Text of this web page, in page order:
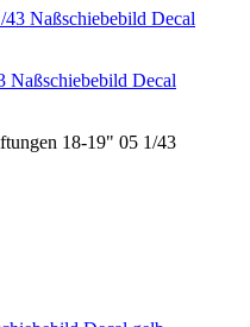
Naßschiebebild Decal
18-19" 05 1/43